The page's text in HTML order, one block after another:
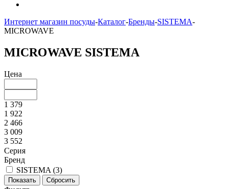
Интернет магазин посуды-Каталог-Бренды-SISTEMA-
MICROWAVE
MICROWAVE SISTEMA
Цена
1 379
1 922
2 466
3 009
3 552
Серия
Бренд
SISTEMA (3)